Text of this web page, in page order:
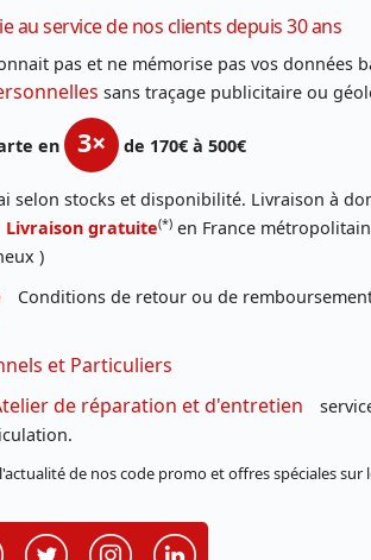
au service de nos clients depuis 30 ans
pas et ne mémorise pas vos données
sans traçage publicitaire ou
en 3× de 170€ à 500€
selon stocks et disponibilité. Livraison à
Livraison gratuite(*) en France
)
Conditions de retour ou de
et Particuliers
de réparation et d'entretien
de nos code promo et offres spéciales sur